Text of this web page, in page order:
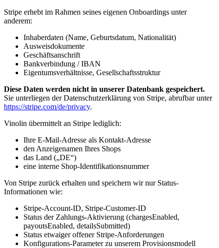
Stripe erhebt im Rahmen seines eigenen Onboardings unter
anderem:
Inhaberdaten (Name, Geburtsdatum, Nationalität)
Ausweisdokumente
Geschäftsanschrift
Bankverbindung / IBAN
Eigentumsverhältnisse, Gesellschaftsstruktur
Diese Daten werden nicht in unserer Datenbank gespeichert.
Sie unterliegen der Datenschutzerklärung von Stripe, abrufbar unter
https://stripe.com/de/privacy.
Vinolin übermittelt an Stripe lediglich:
Ihre E-Mail-Adresse als Kontakt-Adresse
den Anzeigenamen Ihres Shops
das Land („DE“)
eine interne Shop-Identifikationsnummer
Von Stripe zurück erhalten und speichern wir nur Status-
Informationen wie:
Stripe-Account-ID, Stripe-Customer-ID
Status der Zahlungs-Aktivierung (chargesEnabled,
payoutsEnabled, detailsSubmitted)
Status etwaiger offener Stripe-Anforderungen
Konfigurations-Parameter zu unserem Provisionsmodell